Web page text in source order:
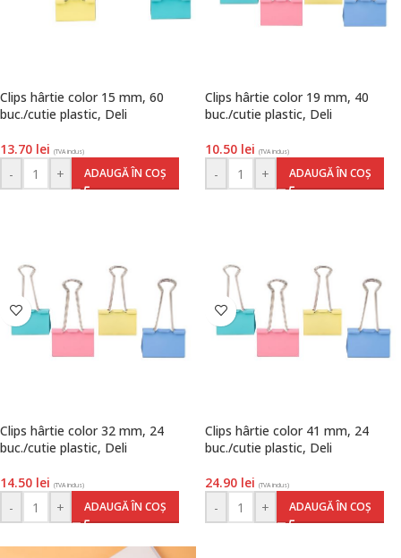
Clips hârtie color 15 mm, 60
buc./cutie plastic, Deli
13.70 lei (TVA inclus)
- + ADAUGĂ ÎN COȘ
Clips hârtie color 19 mm, 40
buc./cutie plastic, Deli
10.50 lei (TVA inclus)
- + ADAUGĂ ÎN COȘ
Clips hârtie color 32 mm, 24
buc./cutie plastic, Deli
14.50 lei (TVA inclus)
- + ADAUGĂ ÎN COȘ
Clips hârtie color 41 mm, 24
buc./cutie plastic, Deli
24.90 lei (TVA inclus)
- + ADAUGĂ ÎN COȘ